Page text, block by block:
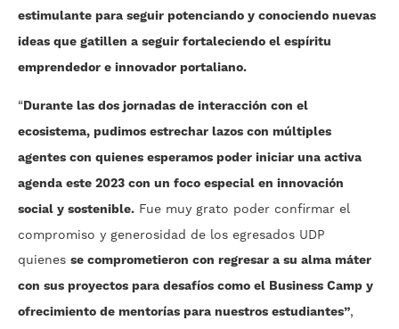
estimulante para seguir potenciando y conociendo nuevas
ideas que gatillen a seguir fortaleciendo el espíritu
emprendedor e innovador portaliano.
“Durante las dos jornadas de interacción con el
ecosistema, pudimos estrechar lazos con múltiples
agentes con quienes esperamos poder iniciar una activa
agenda este 2023 con un foco especial en innovación
social y sostenible. Fue muy grato poder confirmar el
compromiso y generosidad de los egresados UDP
quienes se comprometieron con regresar a su alma máter
con sus proyectos para desafíos como el Business Camp y
ofrecimiento de mentorías para nuestros estudiantes”,